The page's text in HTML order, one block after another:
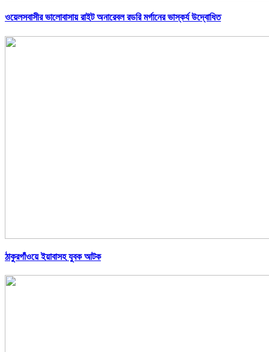
ওয়েলসবাসীর ভালোবাসায় রাইট অনারেবল রডরি মর্গানের ভাস্কর্য উদ্বোধিত
ঠাকুরগাঁওয়ে ইয়াবাসহ যুবক আটক